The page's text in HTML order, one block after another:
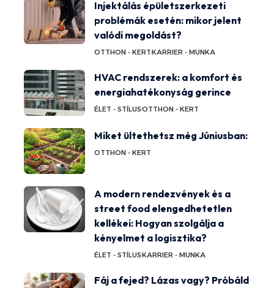
Injektálás épületszerkezeti
problémák esetén: mikor jelent
valódi megoldást?
OTTHON - KERTKARRIER - MUNKA
HVAC rendszerek: a komfort és
energiahatékonyság gerince
ÉLET - STÍLUSOTTHON - KERT
Miket ültethetsz még Júniusban:
OTTHON - KERT
A modern rendezvények és a
street food elengedhetetlen
kellékei: Hogyan szolgálja a
kényelmet a logisztika?
ÉLET - STÍLUSKARRIER - MUNKA
Fáj a fejed? Lázas vagy? Próbáld